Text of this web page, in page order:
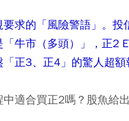
求的「風險警語」。
牛市（多頭）」，正2
正3、正4」的驚人超額
適合買正2嗎？股魚給